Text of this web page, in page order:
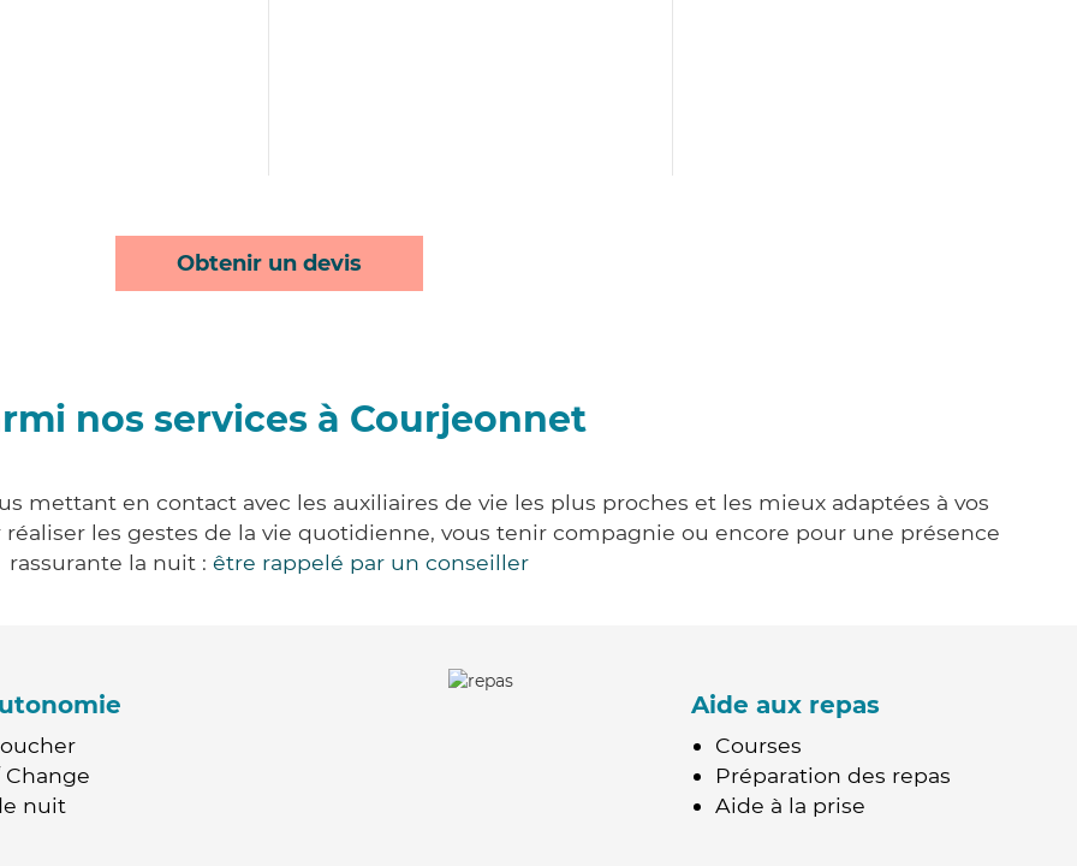
Obtenir un devis
nos services à Courjeonnet
mettant en contact avec les auxiliaires de vie les plus proches et les mieux adaptées à vos
les gestes de la vie quotidienne, vous tenir compagnie ou encore pour une présence
rassurante la nuit : être rappelé par un conseiller
nuit
Aide aux repas
Courses
Préparation des repas
Aide à la prise